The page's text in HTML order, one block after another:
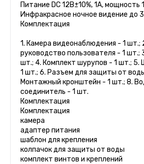
Питание DC 12В±10%, 1А, мощность
Инфракрасное ночное видение до
Комплектация
1. Камера видеонаблюдения - 1 шт.;
руководство пользователя - 1 шт.;
шт.; 4. Комплект шурупов - 1 шт.; 5.
1 шт.; 6. Разъем для защиты от
Монтажный кронштейн - 1 шт.; 8.
соединитель - 1 шт.
Комплектация
Комплектация
камера
адаптер питания
шаблон для крепления
колпачок для защиты от воды
комплект винтов и креплений